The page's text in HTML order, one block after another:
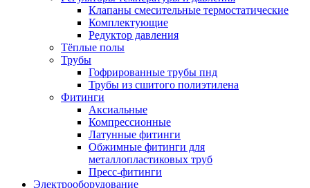
Клапаны смесительные термостатические
Комплектующие
Редуктор давления
Тёплые полы
Трубы
Гофрированные трубы пнд
Трубы из сшитого полиэтилена
Фитинги
Аксиальные
Компрессионные
Латунные фитинги
Обжимные фитинги для
металлопластиковых труб
Пресс-фитинги
Электрооборудование